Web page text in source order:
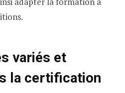
variés et
la certification